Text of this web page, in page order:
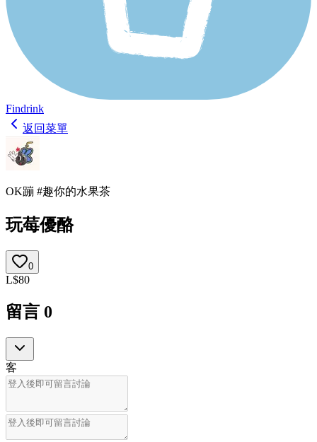
Findrink
返回菜單
OK蹦 #趣你的水果茶
玩莓優酪
0
L$80
留言 0
客